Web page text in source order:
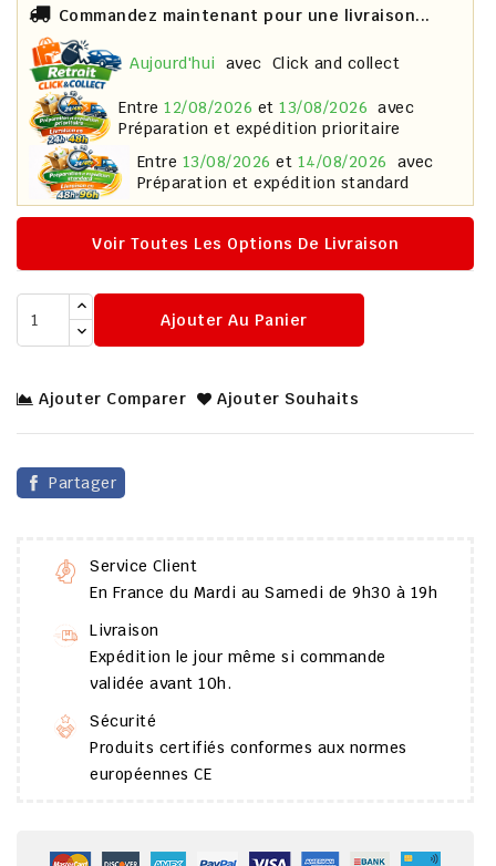
Commandez maintenant pour une livraison...
aujourd'hui avec Click and collect
entre 12/08/2026 et13/08/2026 avec
Préparation et expédition prioritaire
entre 13/08/2026 et 14/08/2026
avec
Préparation et expédition standard
Voir Toutes Les Options De Livraison
Ajouter Au Panier
Ajouter Comparer Ajouter Souhaits
Partager
Service Client
En France du Mardi au Samedi de 9h30 à 19h
Livraison
Expédition le jour même si commande
validée avant 10h.
Sécurité
Produits certifiés conformes aux normes
européennes CE